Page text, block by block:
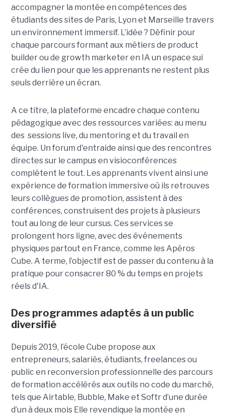
accompagner la montée en compétences des
étudiants des sites de Paris, Lyon et Marseille travers
un environnement immersif. L’idée ? Définir pour
chaque parcours formant aux métiers de product
builder ou de growth marketer en IA un espace sui
crée du lien pour que les apprenants ne restent plus
seuls derrière un écran.
A ce titre, la plateforme encadre chaque contenu
pédagogique avec des ressources variées: au menu
des sessions live, du mentoring et du travail en
équipe. Un forum d'entraide ainsi que des rencontres
directes sur le campus en visioconférences
complètent le tout. Les apprenants vivent ainsi une
expérience de formation immersive où ils retrouves
leurs collègues de promotion, assistent à des
conférences, construisent des projets à plusieurs
tout au long de leur cursus. Ces services se
prolongent hors ligne, avec des événements
physiques partout en France, comme les Apéros
Cube. A terme, l’objectif est de passer du contenu à la
pratique pour consacrer 80 % du temps en projets
réels d'IA.
Des programmes adaptés à un public
diversifié
Depuis 2019, l’école Cube propose aux
entrepreneurs, salariés, étudiants, freelances ou
public en reconversion professionnelle des parcours
de formation accélérés aux outils no code du marché,
tels que Airtable, Bubble, Make et Softr d’une durée
d’un à deux mois Elle revendique la montée en